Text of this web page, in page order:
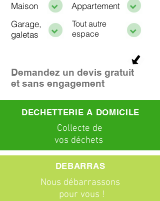
Maison
Appartement
Garage,
galetas
Tout autre
espace
Demandez un devis gratuit
et sans engagement
DECHETTERIE A DOMICILE
Collecte de
vos déchets
Nous débarrassons
pour vous !
DEBARRAS